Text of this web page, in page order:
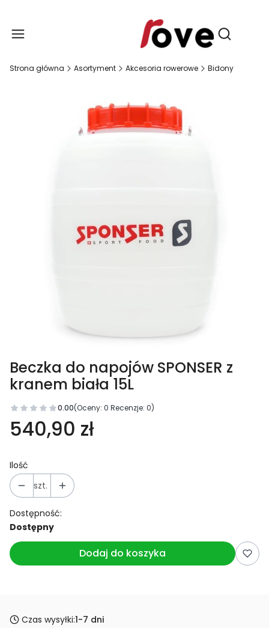
Otwórz
Strona główna Asortyment Akcesoria rowerowe Bidony
Beczka do napojów SPONSER z
kranem biała 15L
0.00(Oceny: 0 Recenzje: 0)
540,90 zł
Ilość
szt.
Dostępność:
Dostępny
Dodaj do koszyka
Czas wysyłki:1-7 dni